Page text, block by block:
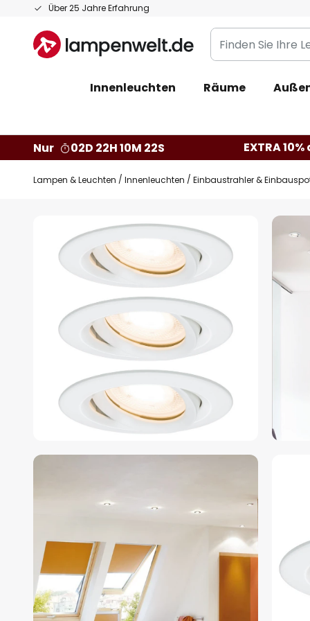
Über 25 Jahre Erfahrung
Zum
springen
Finden
Sie
Leuchte...
Innenleuchten Räume
Nur 02D 22H 10M 21S EXTRA
Lampen & Leuchten Innenleuchten Einbaustrahler &
Bildgalerie